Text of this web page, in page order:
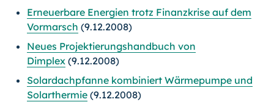
Erneuerbare Energien trotz Finanzkrise auf dem
Vormarsch (9.12.2008)
Neues Projektierungshandbuch von
Dimplex (9.12.2008)
Solardachpfanne kombiniert Wärmepumpe und
Solarthermie (9.12.2008)